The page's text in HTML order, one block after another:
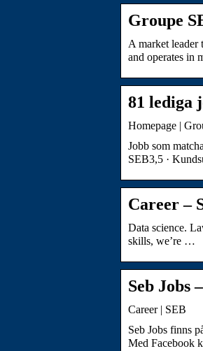
Groupe
A market leader
and operates in
81 lediga
Homepage |
Jobb som
SEB3,5 ·
Career –
Data science.
skills, we’re …
Seb Jobs
Career | SEB
Seb Jobs finns
Med Facebook